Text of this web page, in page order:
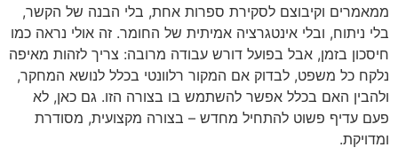
ממאמרים וקיבוצם לסקירת ספרות אחת, בלי הבנה של הקשר,
בלי ניתוח, ובלי אינטגרציה אמיתית של החומר. זה אולי נראה כמו
חיסכון בזמן, אבל בפועל דורש עבודה מרובה: צריך לזהות מאיפה
נלקח כל משפט, לבדוק אם המקור רלוונטי בכלל לנושא המחקר,
ולהבין האם בכלל אפשר להשתמש בו בצורה הזו. גם כאן, לא
פעם עדיף פשוט להתחיל מחדש – בצורה מקצועית, מסודרת
ומדויקת.